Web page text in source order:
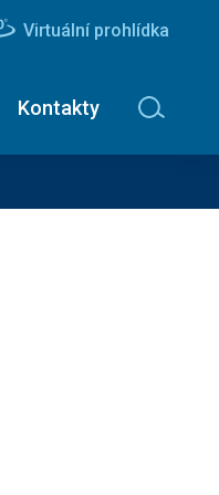
Kontakty
Virtuální prohlídka